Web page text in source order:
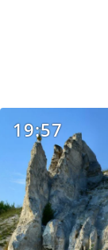
19:57